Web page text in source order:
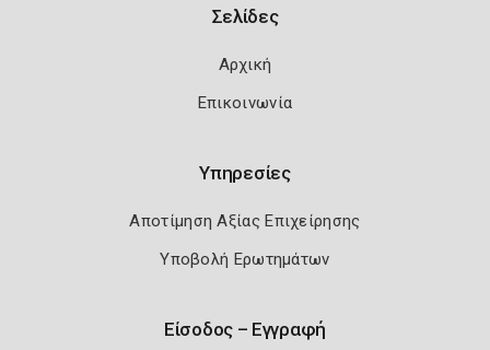
Σελίδες
Αρχική
Επικοινωνία
Υπηρεσίες
Αποτίμηση Αξίας Επιχείρησης
Υποβολή Ερωτημάτων
Είσοδος – Εγγραφή